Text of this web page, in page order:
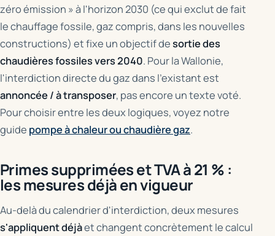
zéro émission » à l'horizon 2030 (ce qui exclut de fait
le chauffage fossile, gaz compris, dans les nouvelles
constructions) et fixe un objectif desortie des
chaudières fossiles vers 2040. Pour la Wallonie,
l'interdiction directe du gaz dans l'existant est
annoncée / à transposer, pas encore un texte voté.
Pour choisir entre les deux logiques, voyez notre
guide pompe à chaleur ou chaudière gaz.
Primes supprimées et TVA à 21 % :
les mesures déjà en vigueur
Au-delà du calendrier d'interdiction, deux mesures
s'appliquent déjàet changent concrètement le calcul